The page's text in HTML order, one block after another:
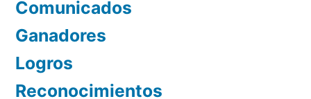
Comunicados
Ganadores
Logros
Reconocimientos